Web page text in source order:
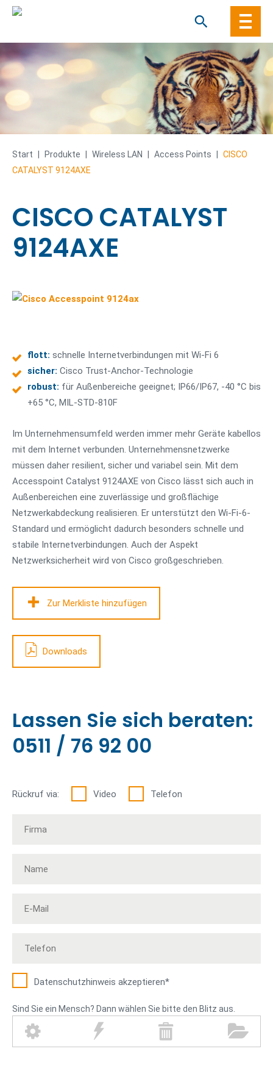
to
content
Start Produkte Wireless LAN Access Points
CISCO
CATALYST 9124AXE
CISCO CATALYST
9124AXE
flott: schnelle Internetverbindungen mit Wi-Fi 6
sicher: Cisco Trust-Anchor-Technologie
robust: für Außenbereiche geeignet; IP66/IP67, -40 °C bis
+65 °C, MIL-STD-810F
Im Unternehmensumfeld werden immer mehr Geräte kabellos
mit dem Internet verbunden. Unternehmensnetzwerke
müssen daher resilient, sicher und variabel sein. Mit dem
Accesspoint Catalyst 9124AXE von Cisco lässt sich auch in
Außenbereichen eine zuverlässige und großflächige
Netzwerkabdeckung realisieren. Er unterstützt den Wi-Fi-6-
Standard und ermöglicht dadurch besonders schnelle und
stabile Internetverbindungen. Auch der Aspekt
Netzwerksicherheit wird von Cisco großgeschrieben.
Zur Merkliste hinzufügen
Downloads
Lassen Sie sich beraten:
0511 / 76 92 00
Rückruf via: Video Telefon
Datenschutz­hinweis akzeptieren*
Sind Sie ein Mensch? Dann wählen Sie bitte den Blitz aus.
Z
a l ü
O
r